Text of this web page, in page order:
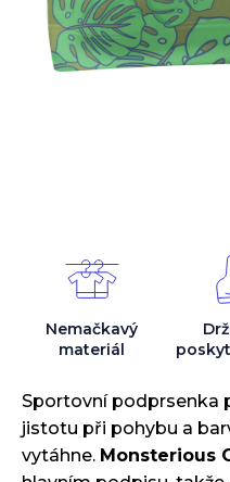
Sportovní podprsenka
jistotu při pohybu a
vytáhne. Monsterious
Nemačkavý
materiál